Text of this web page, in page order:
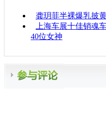
龚玥菲半裸爆乳披
上海车展十佳销魂
40位女神